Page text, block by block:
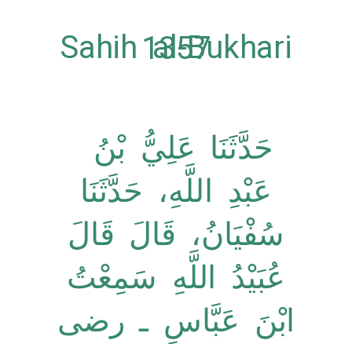
Sahih al-Bukhari 1357
عَبْدِ اللَّهِ، حَدَّثَنَا
سُفْيَانُ، قَالَ قَالَ
عُبَيْدُ اللَّهِ سَمِعْتُ
ابْنَ عَبَّاسٍ ـ رضى